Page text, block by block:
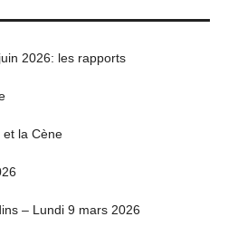
2026: les rapports
et la Cène
– Lundi 9 mars 2026